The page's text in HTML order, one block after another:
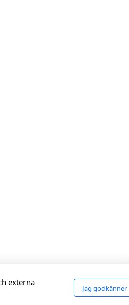
Med ensamrätt.
externa
Jag godkänner